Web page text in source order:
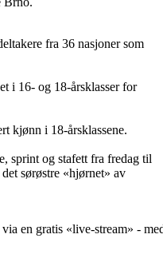
fra 36 nasjoner som
i 16- og 18-årsklasser for
kjønn i 18-årsklassene.
sprint og stafett fra fredag til
sørøstre «hjørnet» av
en gratis «live-stream» -